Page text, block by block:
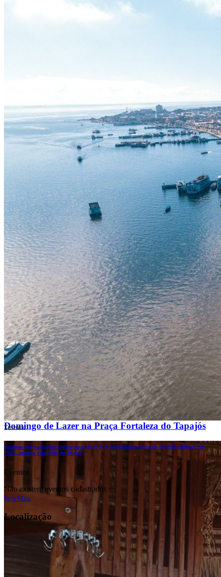
Prefeitura realiza a primeira edição de 2026 do
Domingo de Lazer na Praça Fortaleza do Tapajós
Turismo
Turismo em Santarém cresce mais de 15% e movimenta cerca de R$ 202 milhões em
2025, aponta relatório do Dieese
Eventos
Não existem eventos cadastrados
Veja Mais
Localização